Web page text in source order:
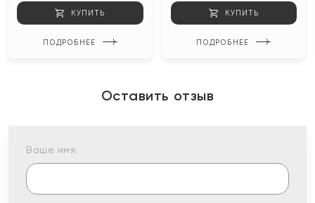
КУПИТЬ
ПОДРОБНЕЕ
КУПИТЬ
ПОДРОБНЕЕ
Оставить отзыв
Ваше имя: